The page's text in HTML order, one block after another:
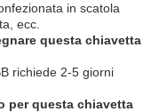
in scatola
ecc.
questa chiavetta
richiede 2-5 giorni
per questa chiavetta